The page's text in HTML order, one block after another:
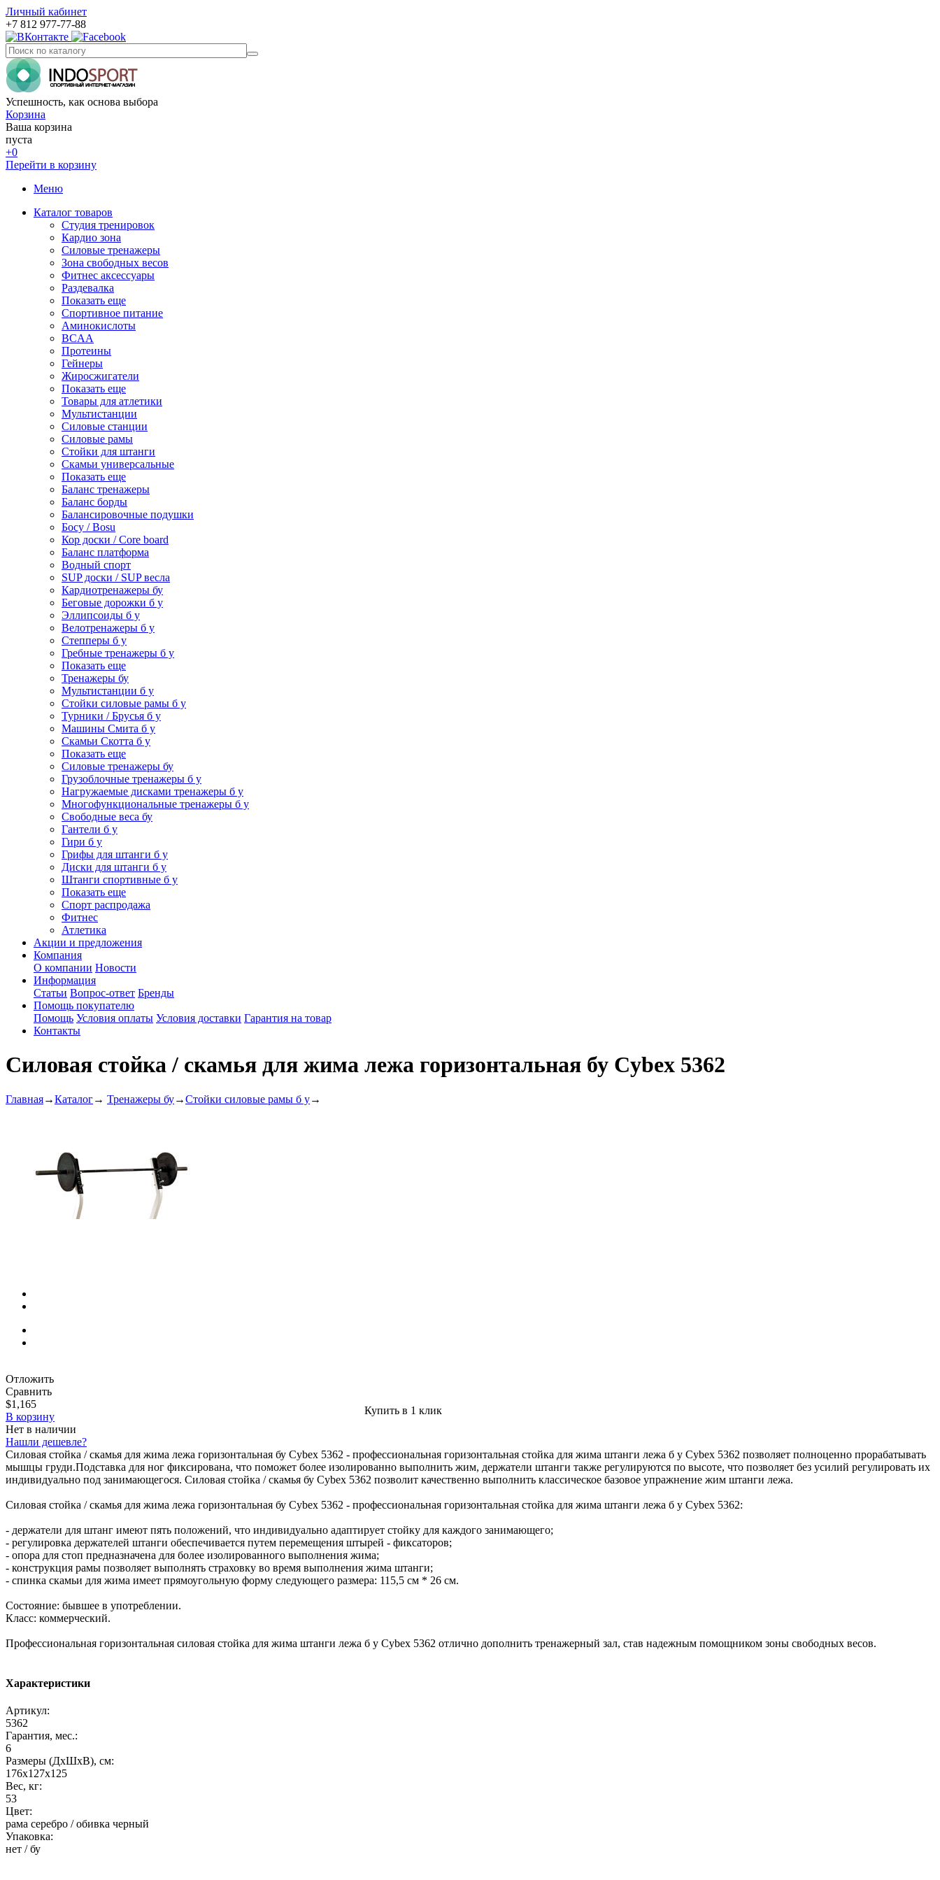
Личный кабинет
+7 812 977-77-88
Успешность, как основа выбора
Корзина
Ваша корзина
пуста
+0
Перейти в корзину
Меню
Каталог товаров
Студия тренировок
Кардио зона
Силовые тренажеры
Зона свободных весов
Фитнес аксессуары
Раздевалка
Показать еще
Спортивное питание
Аминокислоты
BCAA
Протеины
Гейнеры
Жиросжигатели
Показать еще
Товары для атлетики
Мультистанции
Силовые станции
Силовые рамы
Стойки для штанги
Скамьи универсальные
Показать еще
Баланс тренажеры
Баланс борды
Балансировочные подушки
Босу / Bosu
Кор доски / Core board
Баланс платформа
Водный спорт
SUP доски / SUP весла
Кардиотренажеры бу
Беговые дорожки б у
Эллипсоиды б у
Велотренажеры б у
Степперы б у
Гребные тренажеры б у
Показать еще
Тренажеры бу
Мультистанции б у
Стойки силовые рамы б у
Турники / Брусья б у
Машины Смита б у
Скамьи Скотта б у
Показать еще
Силовые тренажеры бу
Грузоблочные тренажеры б у
Нагружаемые дисками тренажеры б у
Многофункциональные тренажеры б у
Свободные веса бу
Гантели б у
Гири б у
Грифы для штанги б у
Диски для штанги б у
Штанги спортивные б у
Показать еще
Спорт распродажа
Фитнес
Атлетика
Акции и предложения
Компания
О компании Новости
Информация
Статьи Вопрос-ответ Бренды
Помощь покупателю
Помощь Условия оплаты Условия доставки Гарантия на товар
Контакты
Силовая стойка / скамья для жима лежа горизонтальная бу Cybex 5362
Главная→Каталог→ Тренажеры бу→Стойки силовые рамы б у→
Отложить
Сравнить
$1,165
В корзину
Купить в 1 клик
Нет в наличии
Нашли дешевле?
Силовая стойка / скамья для жима лежа горизонтальная бу Cybex 5362 - профессиональная горизонтальная стойка для жима штанги лежа б у Cybex 5362 позволяет полноценно прорабатывать
мышцы груди.Подставка для ног фиксирована, что поможет более изолированно выполнить жим, держатели штанги также регулируются по высоте, что позволяет без усилий регулировать их
индивидуально под занимающегося. Силовая стойка / скамья бу Cybex 5362 позволит качественно выполнить классическое базовое упражнение жим штанги лежа.
Силовая стойка / скамья для жима лежа горизонтальная бу Cybex 5362 - профессиональная горизонтальная стойка для жима штанги лежа б у Cybex 5362:
- держатели для штанг имеют пять положений, что индивидуально адаптирует стойку для каждого занимающего;
- регулировка держателей штанги обеспечивается путем перемещения штырей - фиксаторов;
- опора для стоп предназначена для более изолированного выполнения жима;
- конструкция рамы позволяет выполнять страховку во время выполнения жима штанги;
- спинка скамьи для жима имеет прямоугольную форму следующего размера: 115,5 см * 26 см.
Состояние: бывшее в употреблении.
Класс: коммерческий.
Профессиональная горизонтальная силовая стойка для жима штанги лежа б у Cybex 5362 отлично дополнить тренажерный зал, став надежным помощником зоны свободных весов.
Характеристики
Артикул:
5362
Гарантия, мес.:
6
Размеры (ДхШхВ), см:
176х127х125
Вес, кг:
53
Цвет:
рама серебро / обивка черный
Упаковка:
нет / бу